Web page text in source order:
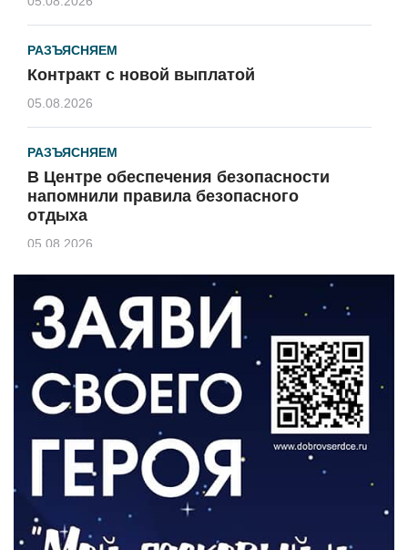
РАЗЪЯСНЯЕМ
Контракт с новой выплатой
05.08.2026
РАЗЪЯСНЯЕМ
В Центре обеспечения безопасности
напомнили правила безопасного
отдыха
05.08.2026
КУЛЬТУРА
Афиша Зеленоградска
04.08.2026
РАЗЪЯСНЯЕМ
Борьба с борщевиком продолжается
04.08.2026